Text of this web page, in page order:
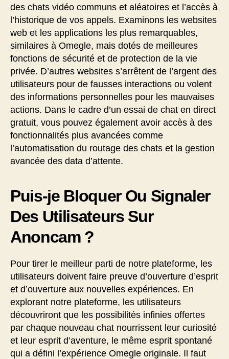
des chats vidéo communs et aléatoires et l’accès à
l’historique de vos appels. Examinons les websites
web et les applications les plus remarquables,
similaires à Omegle, mais dotés de meilleures
fonctions de sécurité et de protection de la vie
privée. D’autres websites s’arrêtent de l’argent des
utilisateurs pour de fausses interactions ou volent
des informations personnelles pour les mauvaises
actions. Dans le cadre d’un essai de chat en direct
gratuit, vous pouvez également avoir accès à des
fonctionnalités plus avancées comme
l’automatisation du routage des chats et la gestion
avancée des data d’attente.
Puis-je Bloquer Ou Signaler
Des Utilisateurs Sur
Anoncam ?
Pour tirer le meilleur parti de notre plateforme, les
utilisateurs doivent faire preuve d’ouverture d’esprit
et d’ouverture aux nouvelles expériences. En
explorant notre plateforme, les utilisateurs
découvriront que les possibilités infinies offertes
par chaque nouveau chat nourrissent leur curiosité
et leur esprit d’aventure, le même esprit spontané
qui a défini l’expérience Omegle originale. Il faut